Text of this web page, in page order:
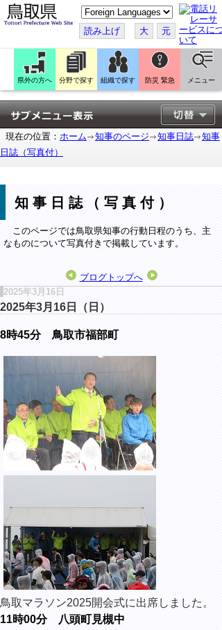
こ
の
ペ
ー
ジ
翻
訳
す
る
読み上げ 大 元
県外の方へ 分野で探す 組織で探す 防災 緊急 メニュー
現在の位置： ホーム 知事のページ 知事日誌
知事
日誌（写真付）
知事日誌（写真付）
このページでは鳥取県知事の行動日程のうち、主
なものについて写真付きで掲載しています。
ブログトップへ
2025年3月16日
2025年3月16日（日）
8時45分 鳥取市福部町
鳥取マラソン2025開会式に出席しました。
11時00分 八頭町見槻中